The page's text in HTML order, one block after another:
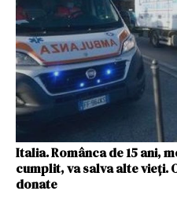
Italia. Românca de 15 ani,
cumplit, va salva alte vieți.
donate